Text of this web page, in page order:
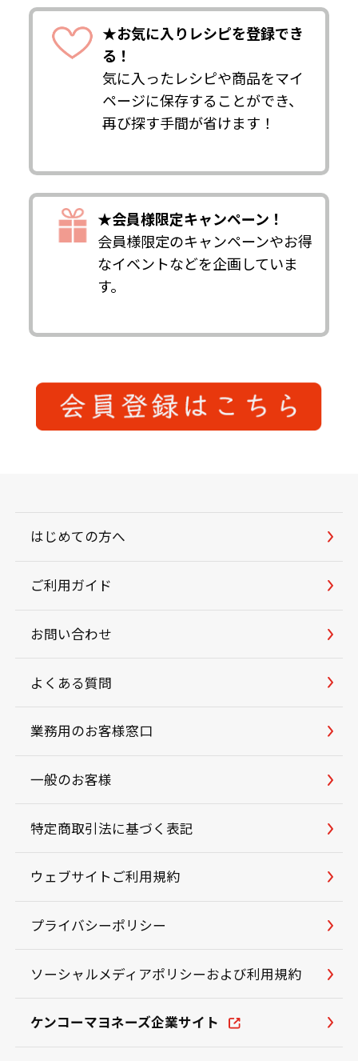
★お気に入りレシピを登録でき
る！
気に入ったレシピや商品をマイ
ページに保存することができ、
再び探す手間が省けます！
★会員様限定キャンペーン！
会員様限定のキャンペーンやお得
なイベントなどを企画していま
す。
はじめての方へ
ご利用ガイド
お問い合わせ
よくある質問
業務用のお客様窓口
一般のお客様
特定商取引法に基づく表記
ウェブサイトご利用規約
プライバシーポリシー
ソーシャルメディアポリシーおよび利用規約
ケンコーマヨネーズ企業サイト